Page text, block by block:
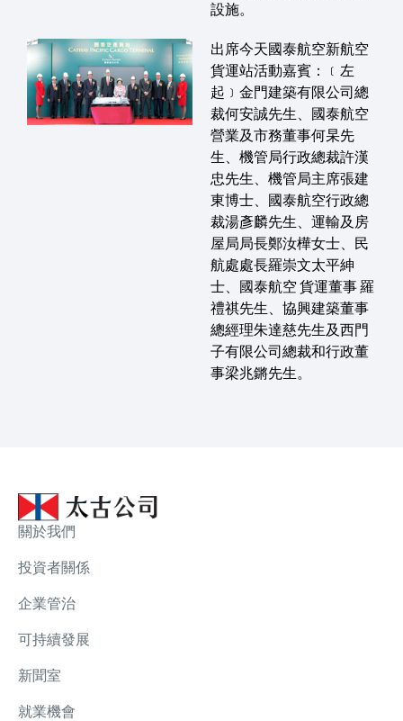
設施。
出席今天國泰航空新航空
貨運站活動嘉賓：﹝左
起﹞金門建築有限公司總
裁何安誠先生、國泰航空
營業及市務董事何杲先
生、機管局行政總裁許漢
忠先生、機管局主席張建
東博士、國泰航空行政總
裁湯彥麟先生、運輸及房
屋局局長鄭汝樺女士、民
航處處長羅崇文太平紳
士、國泰航空 貨運董事 羅
禮祺先生、協興建築董事
總經理朱達慈先生及西門
子有限公司總裁和行政董
事梁兆鏘先生。
關於我們
投資者關係
企業管治
可持續發展
新聞室
就業機會